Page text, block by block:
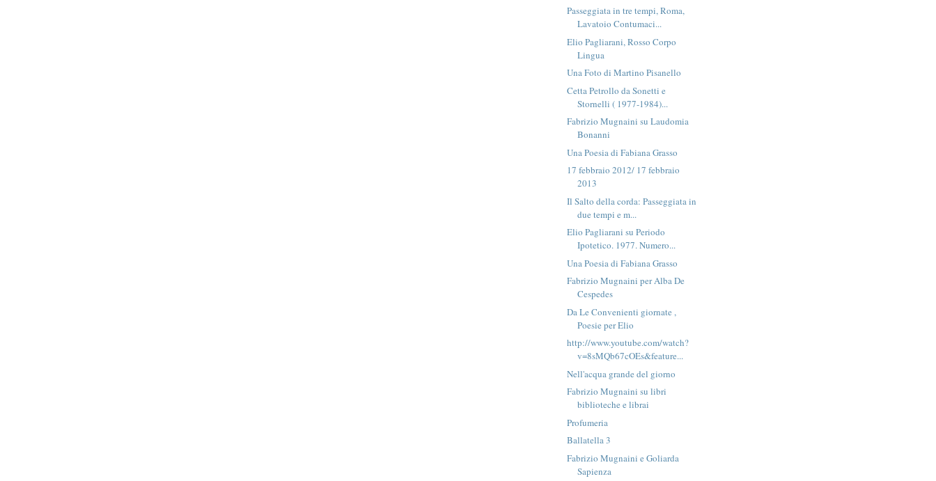
Passeggiata in tre tempi, Roma,
Lavatoio Contumaci...
Elio Pagliarani, Rosso Corpo
Lingua
Una Foto di Martino Pisanello
Cetta Petrollo da Sonetti e
Stornelli ( 1977-1984)...
Fabrizio Mugnaini su Laudomia
Bonanni
Una Poesia di Fabiana Grasso
17 febbraio 2012/ 17 febbraio
2013
Il Salto della corda: Passeggiata in
due tempi e m...
Elio Pagliarani su Periodo
Ipotetico. 1977. Numero...
Una Poesia di Fabiana Grasso
Fabrizio Mugnaini per Alba De
Cespedes
Da Le Convenienti giornate ,
Poesie per Elio
http://www.youtube.com/watch?
v=8sMQb67cOEs&feature...
Nell'acqua grande del giorno
Fabrizio Mugnaini su libri
biblioteche e librai
Profumeria
Ballatella 3
Fabrizio Mugnaini e Goliarda
Sapienza